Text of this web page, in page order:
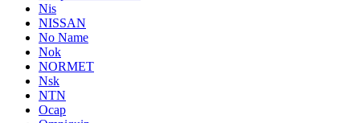
Nis
NISSAN
No Name
Nok
NORMET
Nsk
NTN
Ocap